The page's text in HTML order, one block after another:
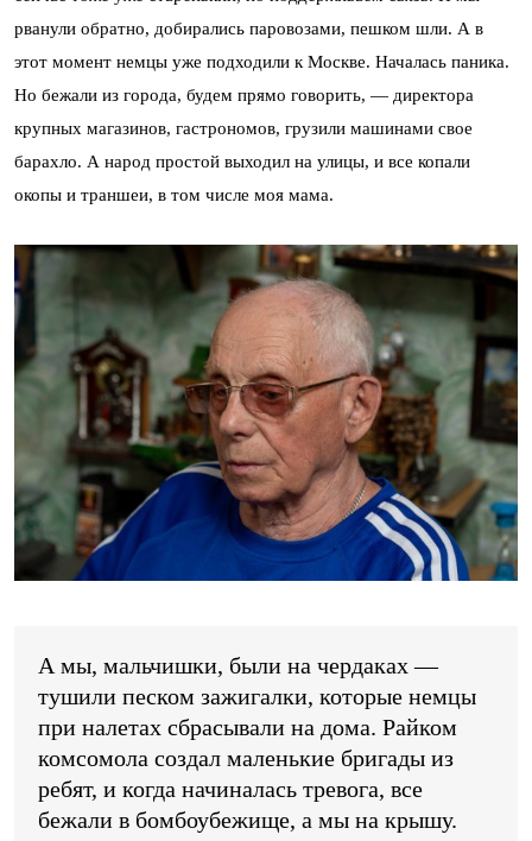
рванули обратно, добирались паровозами, пешком шли. А в
этот момент немцы уже подходили к Москве. Началась паника.
Но бежали из города, будем прямо говорить, — директора
крупных магазинов, гастрономов, грузили машинами свое
барахло. А народ простой выходил на улицы, и все копали
окопы и траншеи, в том числе моя мама.
А мы, мальчишки, были на чердаках —
тушили песком зажигалки, которые немцы
при налетах сбрасывали на дома. Райком
комсомола создал маленькие бригады из
ребят, и когда начиналась тревога, все
бежали в бомбоубежище, а мы на крышу.